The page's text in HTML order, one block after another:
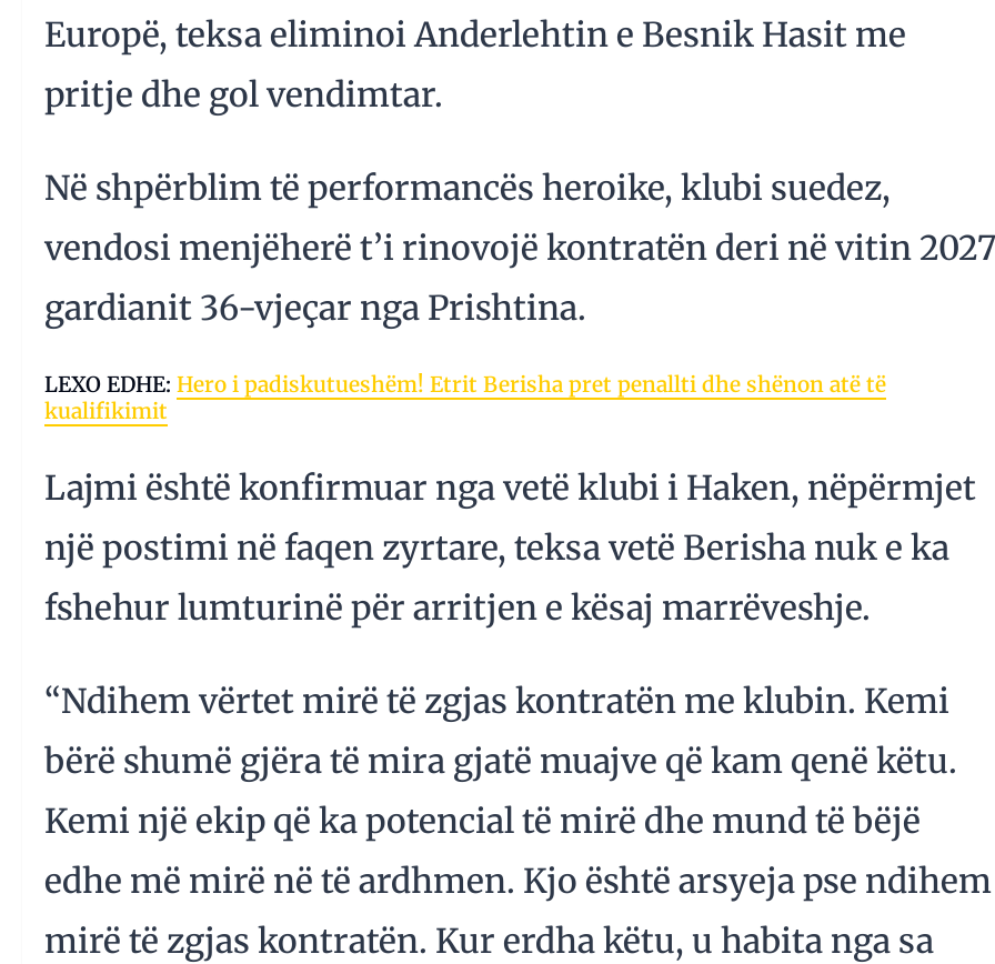
Europë, teksa eliminoi Anderlehtin e Besnik Hasit me
pritje dhe gol vendimtar.
Në shpërblim të performancës heroike, klubi suedez,
vendosi menjëherë t’i rinovojë kontratën deri në vitin 2027
gardianit 36-vjeçar nga Prishtina.
LEXO EDHE: Hero i padiskutueshëm! Etrit Berisha pret penallti dhe shënon atë të
kualifikimit
Lajmi është konfirmuar nga vetë klubi i Haken, nëpërmjet
një postimi në faqen zyrtare, teksa vetë Berisha nuk e ka
fshehur lumturinë për arritjen e kësaj marrëveshje.
“Ndihem vërtet mirë të zgjas kontratën me klubin. Kemi
bërë shumë gjëra të mira gjatë muajve që kam qenë këtu.
Kemi një ekip që ka potencial të mirë dhe mund të bëjë
edhe më mirë në të ardhmen. Kjo është arsyeja pse ndihem
mirë të zgjas kontratën. Kur erdha këtu, u habita nga sa